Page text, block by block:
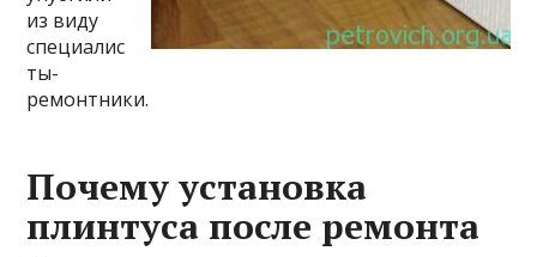
из виду
специалис
ты-
ремонтники.
Почему установка
плинтуса после ремонта